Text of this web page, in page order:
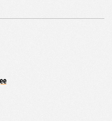
полностью зависит, – нет.
повреждение одних только
жизни
сердечной мышцы – до
усомниться в мечтах
как биохакер Брайан
миллионы долларов на
и в конечном счёте
в New York Post.
что не в одних только